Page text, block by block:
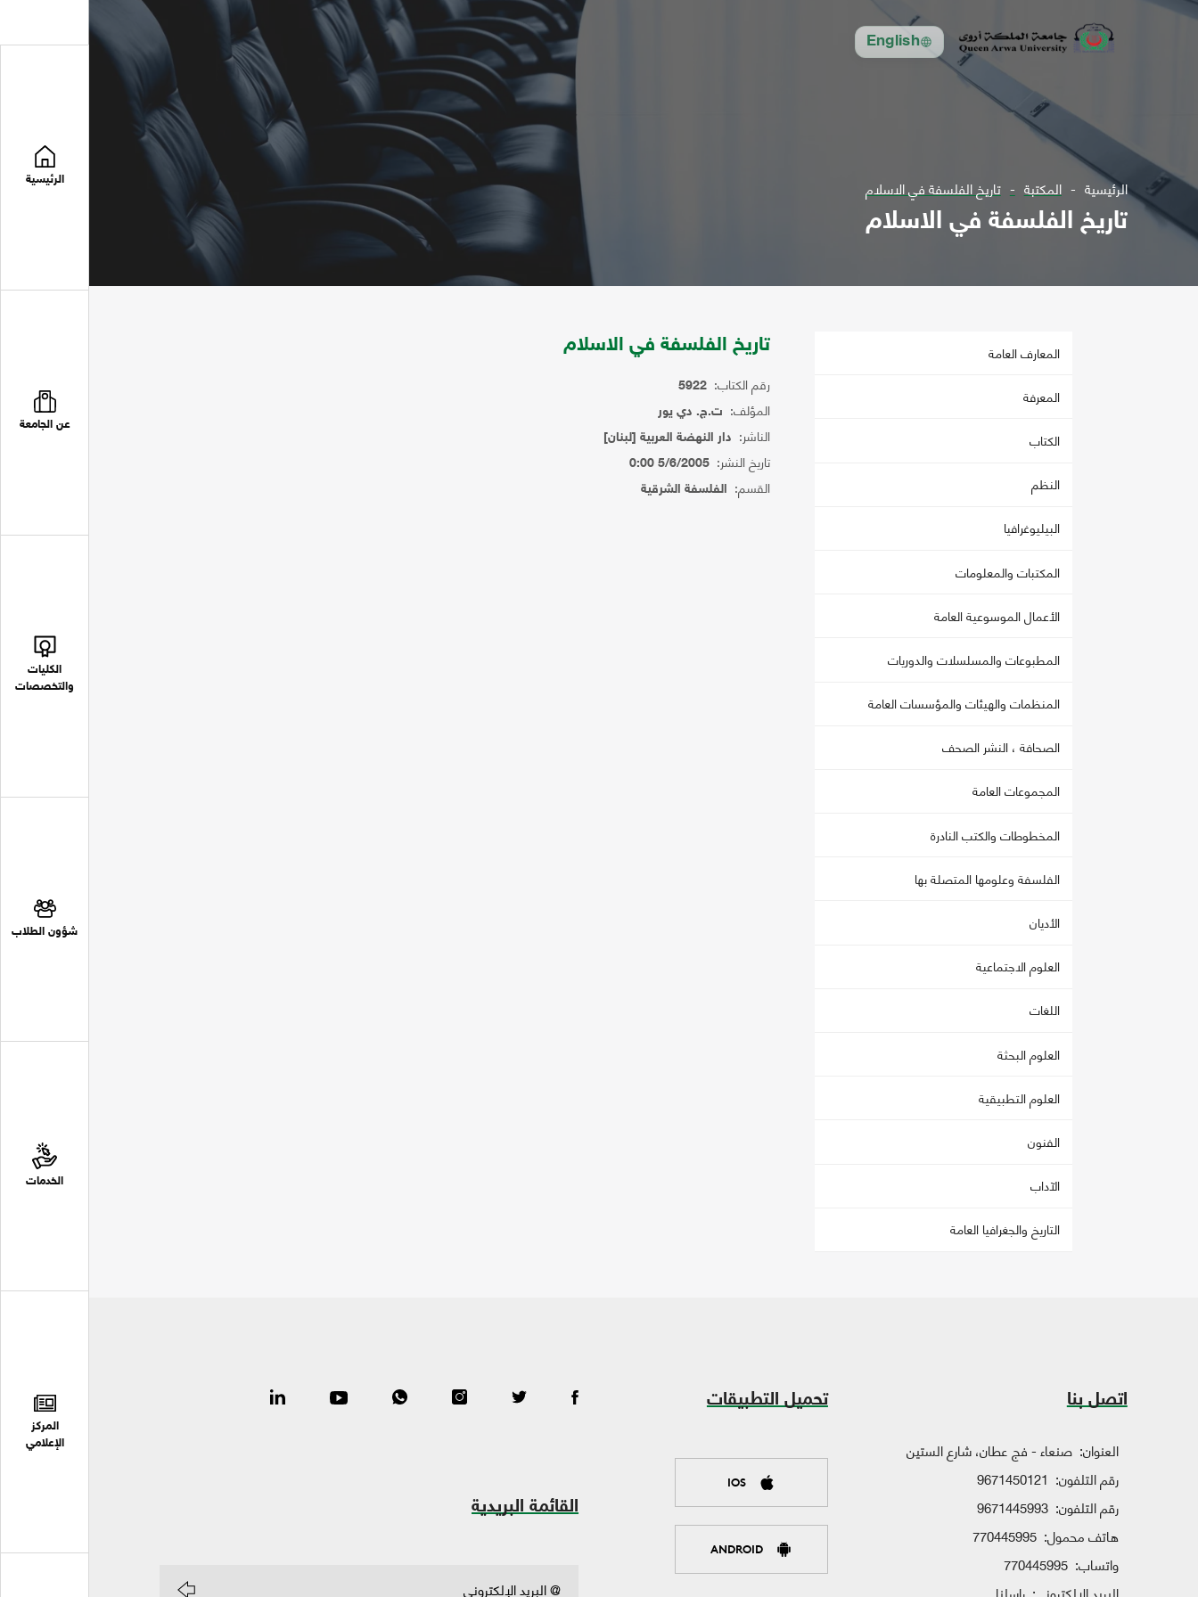
English
الرئيسية
عن الجامعة
الكليات
والتخصصات
شؤون الطلاب
الخدمات
المركز
الإعلامي
الرئيسية المكتبة تاريخ الفلسفة في الاسلام
تاريخ الفلسفة في الاسلام
المعارف العامة
المعرفة
الكتاب
النظم
البيليوغرافيا
المكتبات والمعلومات
الأعمال الموسوعية العامة
المطبوعات والمسلسلات والدوريات
المنظمات والهيئات والمؤسسات العامة
الصحافة ، النشر الصحف
المجموعات العامة
المخطوطات والكتب النادرة
الفلسفة وعلومها المتصلة بها
الأديان
العلوم الاجتماعية
اللغات
العلوم البحثة
العلوم التطبيقية
الفنون
الآداب
التاريخ والجغرافيا العامة
تاريخ الفلسفة في الاسلام
رقم الكتاب: 5922
المؤلف: ت.ج. دي يور
الناشر: دار النهضة العربية [لبنان]
تاريخ النشر: 5/6/2005 0:00
القسم: الفلسفة الشرقية
اتصل بنا
العنوان: صنعاء - فج عطان، شارع الستين
رقم التلفون: 9671450121
رقم التلفون: 9671445993
هاتف محمول: 770445995
واتساب: 770445995
تحميل التطبيقات
IOS
ANDROID
القائمة البريدية